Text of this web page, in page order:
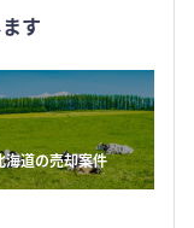
す
海道の売却案件